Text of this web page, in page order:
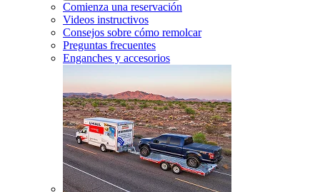
Comienza una reservación
Videos instructivos
Consejos sobre cómo remolcar
Preguntas frecuentes
Enganches y accesorios